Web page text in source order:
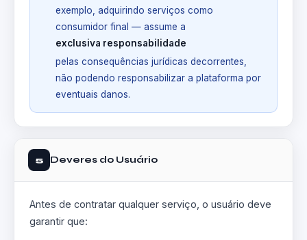
exemplo, adquirindo serviços como
consumidor final — assume a
exclusiva responsabilidade
pelas consequências jurídicas decorrentes,
não podendo responsabilizar a plataforma por
eventuais danos.
5 Deveres do Usuário
Antes de contratar qualquer serviço, o usuário deve
garantir que: